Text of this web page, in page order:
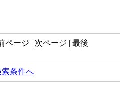
ページ | 次ページ | 最後
索条件へ